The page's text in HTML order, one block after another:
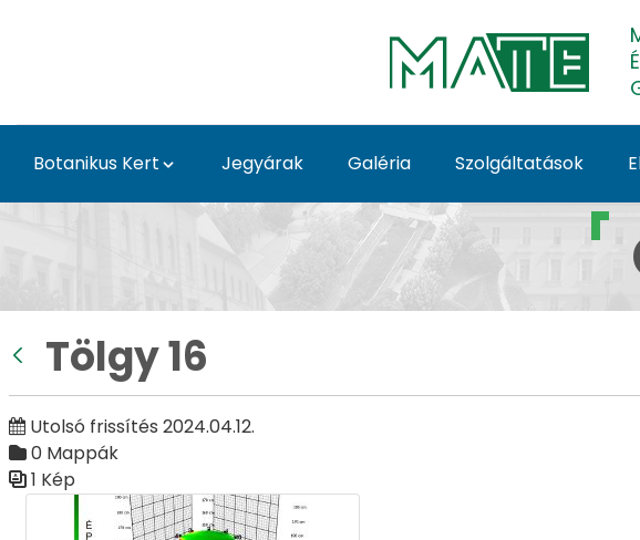
Botanikus Kert Jegyárak Galéria Szolgáltatások
Tölgy 16 - Galéria - Gödöllői
Tölgy 16
Utolsó frissítés 2024.04.12.
0 Mappák
1 Kép
Médiatár